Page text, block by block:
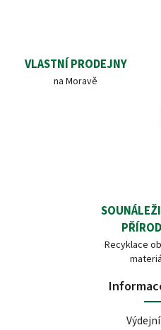
VLASTNÍ PRODEJNY
na Moravě
Recyklace